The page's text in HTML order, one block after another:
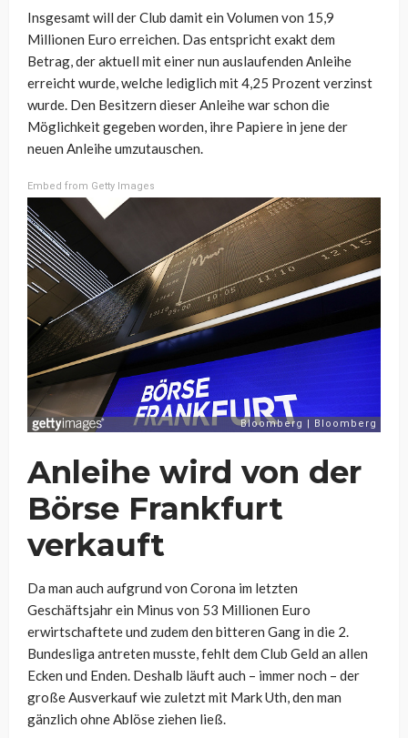
Insgesamt will der Club damit ein Volumen von 15,9
Millionen Euro erreichen. Das entspricht exakt dem
Betrag, der aktuell mit einer nun auslaufenden Anleihe
erreicht wurde, welche lediglich mit 4,25 Prozent verzinst
wurde. Den Besitzern dieser Anleihe war schon die
Möglichkeit gegeben worden, ihre Papiere in jene der
neuen Anleihe umzutauschen.
Embed from Getty Images
Anleihe wird von der
Börse Frankfurt
verkauft
Da man auch aufgrund von Corona im letzten
Geschäftsjahr ein Minus von 53 Millionen Euro
erwirtschaftete und zudem den bitteren Gang in die 2.
Bundesliga antreten musste, fehlt dem Club Geld an allen
Ecken und Enden. Deshalb läuft auch – immer noch – der
große Ausverkauf wie zuletzt mit Mark Uth, den man
gänzlich ohne Ablöse ziehen ließ.